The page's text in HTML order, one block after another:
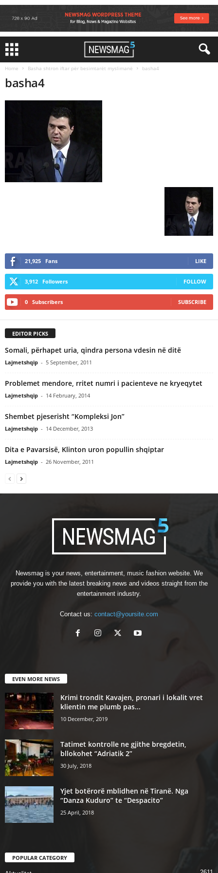
Home Basha shtron iftar për besimtarët myslimanë basha4
basha4
21,925 Fans LIKE
3,912 Followers FOLLOW
0 Subscribers SUBSCRIBE
EDITOR PICKS
Somali, përhapet uria, qindra persona vdesin në ditë
Lajmetshqip - 5 September, 2011
Problemet mendore, rritet numri i pacienteve ne kryeqytet
Lajmetshqip - 14 February, 2014
Shembet pjeserisht “Kompleksi Jon”
Lajmetshqip - 14 December, 2013
Dita e Pavarsisë, Klinton uron popullin shqiptar
Lajmetshqip - 26 November, 2011
Newsmag is your news, entertainment, music fashion website. We
provide you with the latest breaking news and videos straight from the
entertainment industry.
Contact us: contact@yoursite.com
EVEN MORE NEWS
Krimi trondit Kavajen, pronari i lokalit vret
klientin me plumb pas...
10 December, 2019
Tatimet kontrolle ne gjithe bregdetin,
bllokohet “Adriatik 2”
30 July, 2018
Yjet botërorë mblidhen në Tiranë. Nga
“Danza Kuduro” te “Despacito”
25 April, 2018
POPULAR CATEGORY